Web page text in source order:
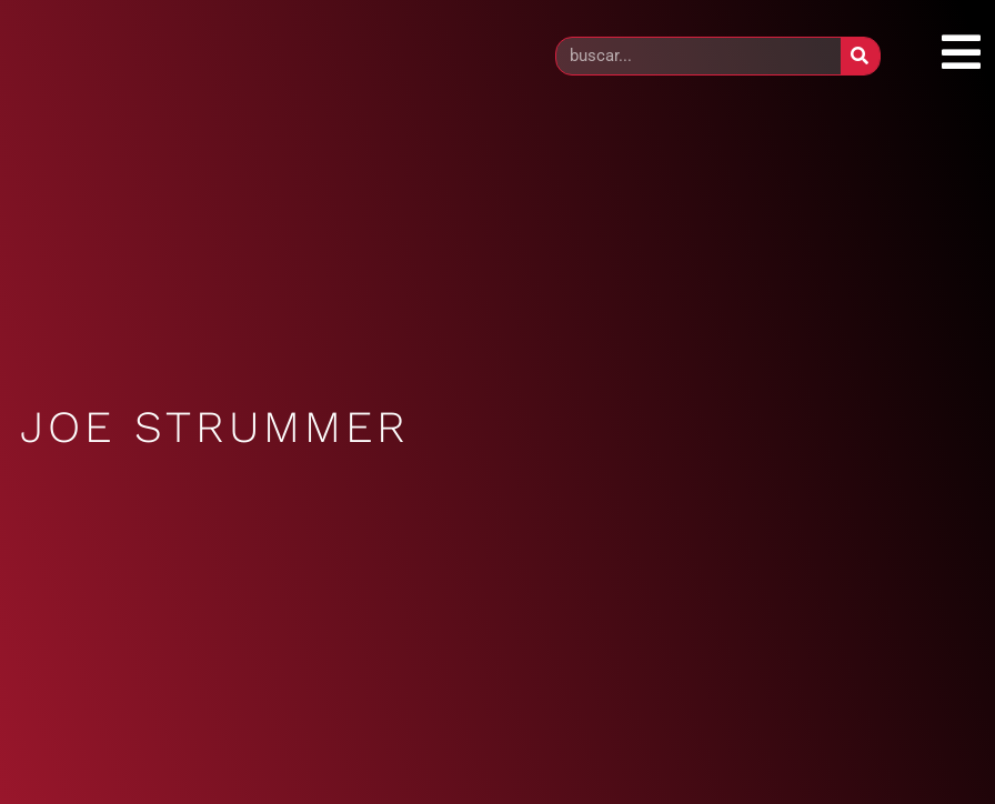
JOE STRUMMER